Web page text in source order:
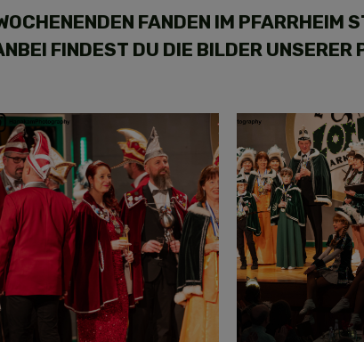
FANDEN IM PFARRHEIM
FINDEST DU DIE BILDER